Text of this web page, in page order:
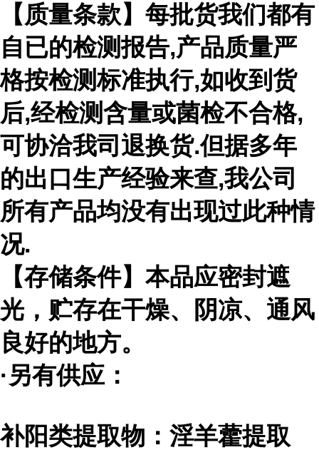
【质量条款】每批货我们都有
自已的检测报告,产品质量严
格按检测标准执行,如收到货
后,经检测含量或菌检不合格,
可协洽我司退换货.但据多年
的出口生产经验来查,我公司
所有产品均没有出现过此种情
况.
【存储条件】本品应密封遮
光，贮存在干燥、阴凉、通风
良好的地方。
·另有供应：
补阳类提取物：淫羊藿提取